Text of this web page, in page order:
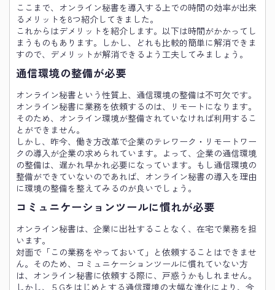
ここまで、オンライン秘書を導入する上での時間の効率が出来
るメリットを8つ紹介してきました。
これからはデメリットを紹介します。以下は時間がかかってし
まうものもあります。しかし、どれも比較的簡単に解消できま
すので、デメリットが解消できるよう工夫してみましょう。
通信環境の整備が必要
オンライン秘書という性質上、通信環境の整備は不可欠です。
オンライン秘書に業務を依頼するのは、リモートになります。
そのため、オンライン環境が整備されていなければ利用するこ
とができません。
しかし、昨今、働き方改革で企業のテレワーク・リモートワー
クの導入が企業の求められています。よって、企業の通信環境
の整備は、遅かれ早かれ必要になっています。もし通信環境の
整備ができていないのであれば、オンライン秘書の導入を理由
に環境の整備を整えてみるのが良いでしょう。
コミュニケーションツールに慣れが必要
オンライン秘書は、企業に出社することなく、在宅で業務を担
います。
対面で「この業務をやっておいて」と依頼することはできませ
ん。そのため、コミュニケーションツールに慣れていない方
は、オンライン秘書に依頼する際に、戸惑うかもしれません。
しかし、５Gをはじめとする通信環境の大幅な進化により、今